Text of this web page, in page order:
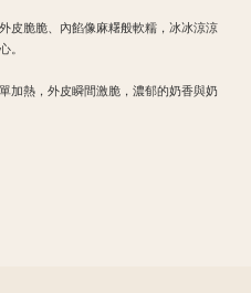
皮脆脆、內餡像麻糬般軟糯，冰冰涼涼
加熱，外皮瞬間激脆，濃郁的奶香與奶